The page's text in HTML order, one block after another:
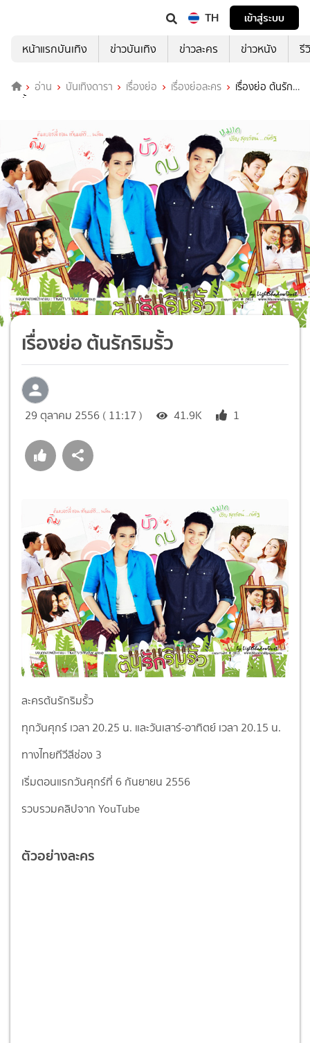
TH
เข้าสู่ระบบ
หน้าแรกบันเทิง
ข่าวบันเทิง ข่าวละคร ข่าวหนัง รี
อ่าน บันเทิงดารา เรื่องย่อ เรื่องย่อละคร
เรื่องย่อ ต้นรัก
ริมรั้ว
เรื่องย่อ ต้นรักริมรั้ว
29 ตุลาคม 2556 ( 11:17 ) 41.9K 1
ละครต้นรักริมรั้ว
ทุกวันศุกร์ เวลา 20.25 น. และวันเสาร์-อาทิตย์ เวลา 20.15 น.
ทางไทยทีวีสีช่อง 3
เริ่มตอนแรกวันศุกร์ที่ 6 กันยายน 2556
รวบรวมคลิปจาก YouTube
ตัวอย่างละคร